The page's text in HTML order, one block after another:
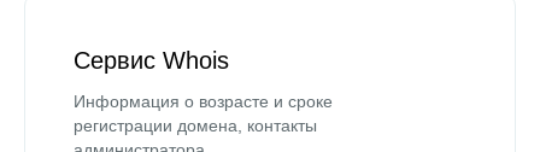
Сервис Whois
Информация о возрасте и сроке
регистрации домена, контакты